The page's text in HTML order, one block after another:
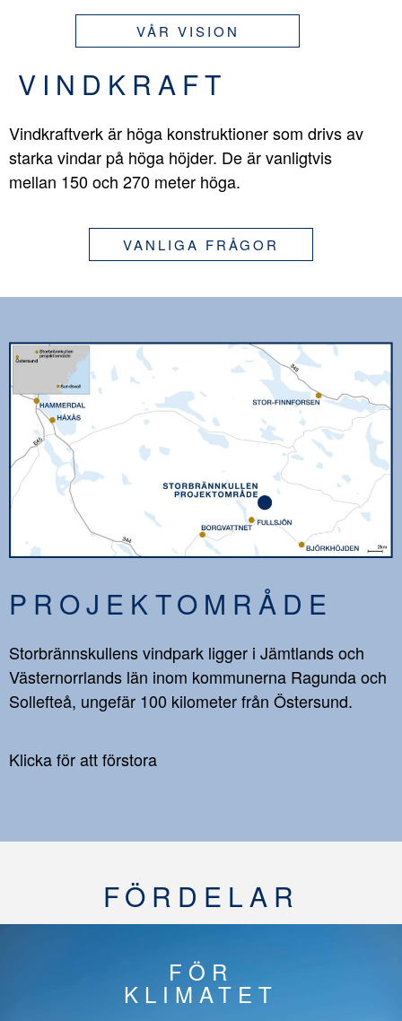
VÅR VISION
VINDKRAFT
Vindkraftverk är höga konstruktioner som drivs av
starka vindar på höga höjder. De är vanligtvis
mellan 150 och 270 meter höga.
VANLIGA FRÅGOR
PROJEKTOMRÅDE
Storbrännskullens vindpark ligger i Jämtlands och
Västernorrlands län inom kommunerna Ragunda och
Sollefteå, ungefär 100 kilometer från Östersund.
Klicka för att förstora
FÖRDELAR
FÖR
KLIMATET